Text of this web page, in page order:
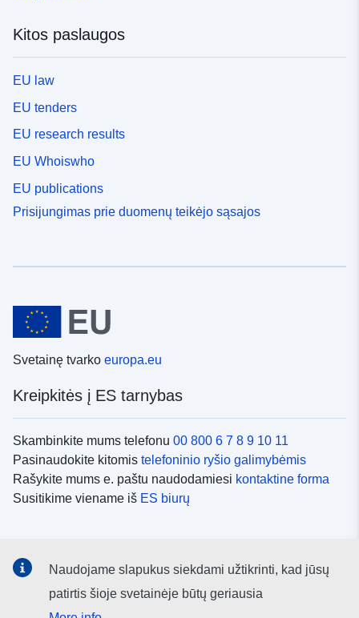
Kitos paslaugos
EU law
EU tenders
EU research results
EU Whoiswho
EU publications
Prisijungimas prie duomenų teikėjo sąsajos
Svetainę tvarko europa.eu
Kreipkitės į ES tarnybas
Skambinkite mums telefonu 00 800 6 7 8 9 10 11
Pasinaudokite kitomis telefoninio ryšio galimybėmis
Rašykite mums e. paštu naudodamiesi kontaktine forma
Susitikime viename iš ES biurų
socialinių tinklų kanalai
Naudojame slapukus siekdami užtikrinti, kad jūsų
patirtis šioje svetainėje būtų geriausia